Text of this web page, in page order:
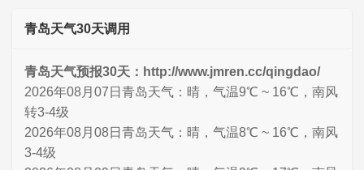
青岛天气30天调用
青岛天气预报30天：http://www.jmren.cc/qingdao/
2026年08月07日青岛天气：晴，气温9℃ ~ 16℃，南风
转3-4级
2026年08月08日青岛天气：晴，气温8℃ ~ 16℃，南风
3-4级